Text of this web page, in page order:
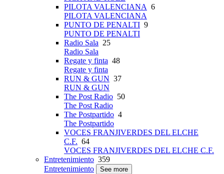
PILOTA VALENCIANA 6
PILOTA VALENCIANA
PUNTO DE PENALTI 9
PUNTO DE PENALTI
Radio Sala 25
Radio Sala
Regate y finta 48
Regate y finta
RUN & GUN 37
RUN & GUN
The Post Radio 50
The Post Radio
The Postpartido 4
The Postpartido
VOCES FRANJIVERDES DEL ELCHE
C.F. 64
VOCES FRANJIVERDES DEL ELCHE C.F.
Entretenimiento 359
Entretenimiento
See more